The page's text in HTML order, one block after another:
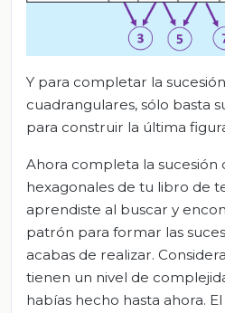
Y para completar la
cuadrangulares, sólo basta
para construir la última
Ahora completa la sucesión
hexagonales de tu libro de
aprendiste al buscar y
patrón para formar las
acabas de realizar.
tienen un nivel de
habías hecho hasta ahora.